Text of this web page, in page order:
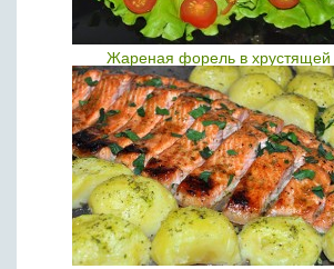
Жареная форель в хрустящей